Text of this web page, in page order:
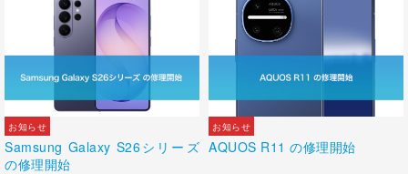
Samsung Galaxy S26シリーズ
の修理開始
AQUOS R11 の修理開始